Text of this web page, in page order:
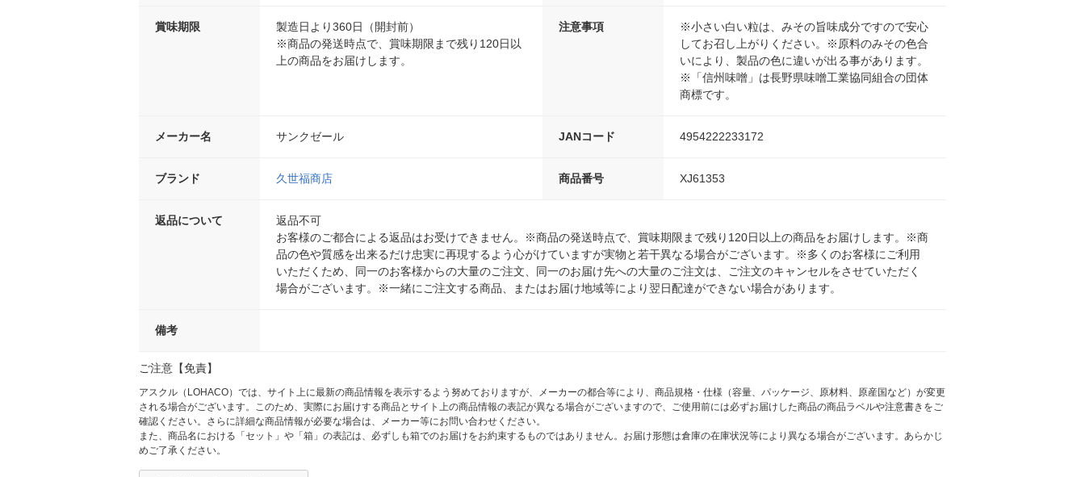
賞味期限
製造日より360日（開封前）
※商品の発送時点で、賞味期限まで残り120日以
上の商品をお届けします。
注意事項
※小さい白い粒は、みその旨味成分ですので安心
してお召し上がりください。※原料のみその色合
いにより、製品の色に違いが出る事があります。
※「信州味噌」は長野県味噌工業協同組合の団体
商標です。
メーカー名 サンクゼール JANコード 4954222233172
ブランド 久世福商店 商品番号 XJ61353
返品について
返品不可
お客様のご都合による返品はお受けできません。※商品の発送時点で、賞味期限まで残り120日以上の商品をお届けします。※商
品の色や質感を出来るだけ忠実に再現するよう心がけていますが実物と若干異なる場合がございます。※多くのお客様にご利用
いただくため、同一のお客様からの大量のご注文、同一のお届け先への大量のご注文は、ご注文のキャンセルをさせていただく
場合がございます。※一緒にご注文する商品、またはお届け地域等により翌日配達ができない場合があります。
備考
ご注意【免責】
アスクル（LOHACO）では、サイト上に最新の商品情報を表示するよう努めておりますが、メーカーの都合等により、商品規格・仕様（容量、パッケージ、原材料、原産国など）が変更
される場合がございます。このため、実際にお届けする商品とサイト上の商品情報の表記が異なる場合がございますので、ご使用前には必ずお届けした商品の商品ラベルや注意書きをご
確認ください。さらに詳細な商品情報が必要な場合は、メーカー等にお問い合わせください。
また、商品名における「セット」や「箱」の表記は、必ずしも箱でのお届けをお約束するものではありません。お届け形態は倉庫の在庫状況等により異なる場合がございます。あらかじ
めご了承ください。